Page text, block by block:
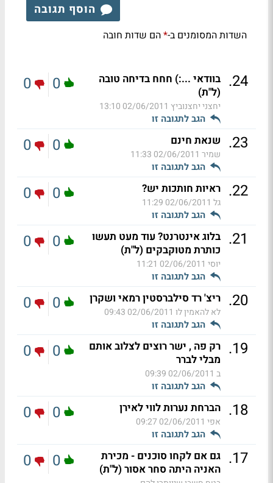
הוסף תגובה
השדות המסומנים ב-*הם שדות חובה
24
. בוודאי ...:) חחח בדיחה טובה
(ל"ת)
יחצני יחצנוביץ 02/06/2011 13:10
הגב לתגובה זו
0
0
23
. שנאת חינם
שמיר 02/06/2011 11:33
הגב לתגובה זו
0
0
22
. ראיות חותכות יש?
גל 02/06/2011 11:29
הגב לתגובה זו
0
0
21
. בלוג אינטרנט? עוד מעט תעשו
כותרת מטוקבקים (ל"ת)
יוסי 02/06/2011 11:21
הגב לתגובה זו
0
0
20
. ריצ' רד סילברסטין רמאי ושקרן
לא להאמין לו 02/06/2011 09:43
הגב לתגובה זו
0
0
19
. רק פה , ישר רוצים לצלוב אותם
מבלי לברר
ב 02/06/2011 09:39
הגב לתגובה זו
0
0
18
. הברחת נערות לווי לאירן
אפי 02/06/2011 09:27
הגב לתגובה זו
0
0
17
. גם אם לקחו סוכנים - מכירת
האניה היתה סחר אסור (ל"ת)
0
0